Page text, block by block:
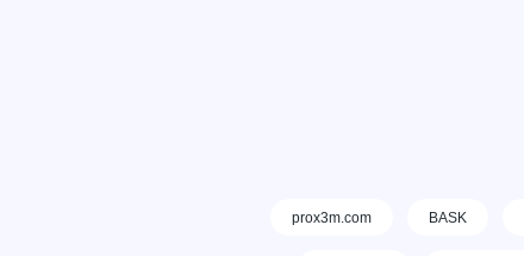
prox3m.com BASK